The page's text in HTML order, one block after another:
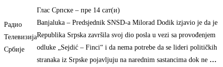
Радио
Телевизија
Србије
Глас Српске – ‎пре 14 сат(и)‎
Banjaluka – Predsjednik SNSD-a Milorad Dodik izjavio je da je
Republika Srpska završila svoj dio posla u vezi sa provođenjem
odluke „Sejdić – Finci“ i da nema potrebe da se lideri političkih
stranaka iz Srpske pojavljuju na narednim sastancima dok ne …